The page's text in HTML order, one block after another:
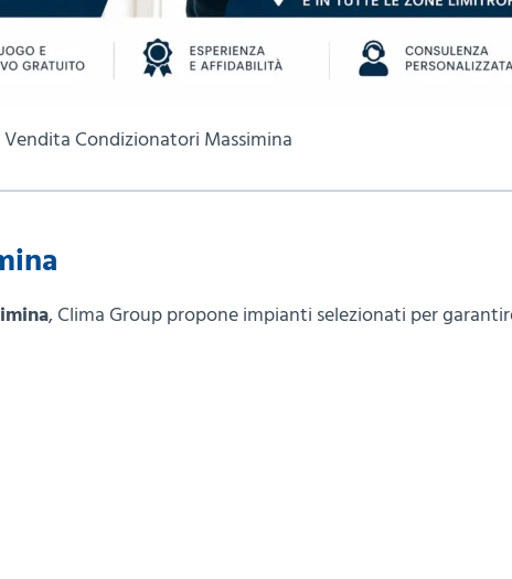
Condizionatori Massimina
, Clima Group propone impianti selezionati per